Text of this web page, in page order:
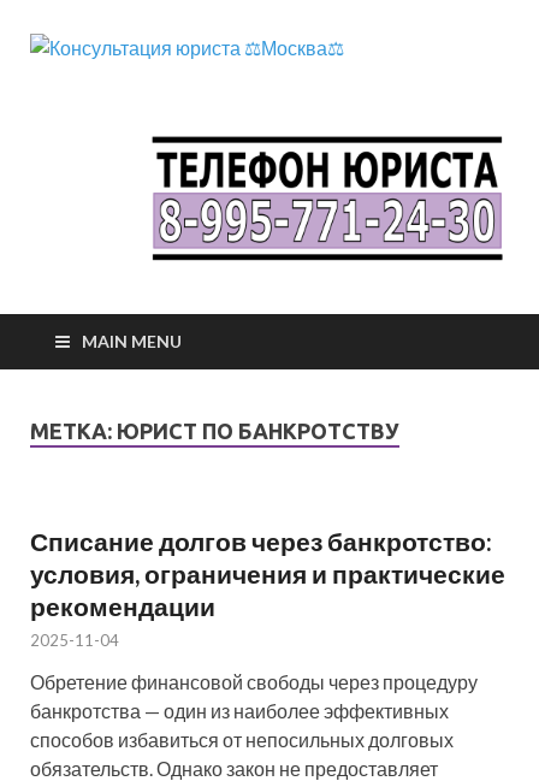
юриста
MAIN MENU
МЕТКА: ЮРИСТ ПО БАНКРОТСТВУ
Списание долгов через банкротство:
условия, ограничения и практические
рекомендации
2025-11-04
Обретение финансовой свободы через процедуру
банкротства — один из наиболее эффективных
способов избавиться от непосильных долговых
обязательств. Однако закон не предоставляет